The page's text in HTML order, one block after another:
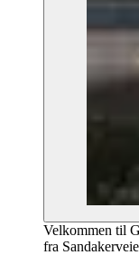
Velkommen til
fra